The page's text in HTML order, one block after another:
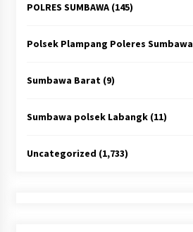
POLRES SUMBAWA(145)
Polsek Plampang Poleres Sumbawa
Sumbawa Barat(9)
Sumbawa polsek Labangk(11)
Uncategorized (1,733)